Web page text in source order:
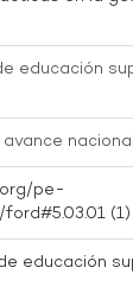
educación
pe-
(1)
educación